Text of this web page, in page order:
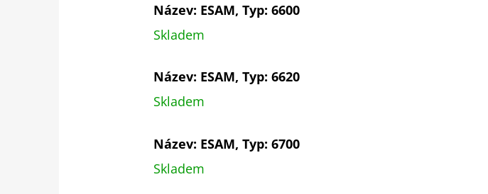
Název: ESAM, Typ: 6600
Skladem
Název: ESAM, Typ: 6620
Skladem
Název: ESAM, Typ: 6700
Skladem